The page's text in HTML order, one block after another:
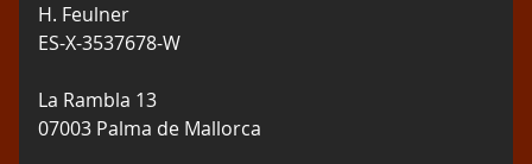
H. Feulner
ES-X-3537678-W
La Rambla 13
07003 Palma de Mallorca